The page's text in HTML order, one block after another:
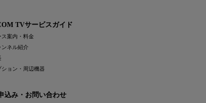
TVサービスガイド
ス案内・料金
ンネル紹介
ション・周辺機器
込み・お問い合わせ